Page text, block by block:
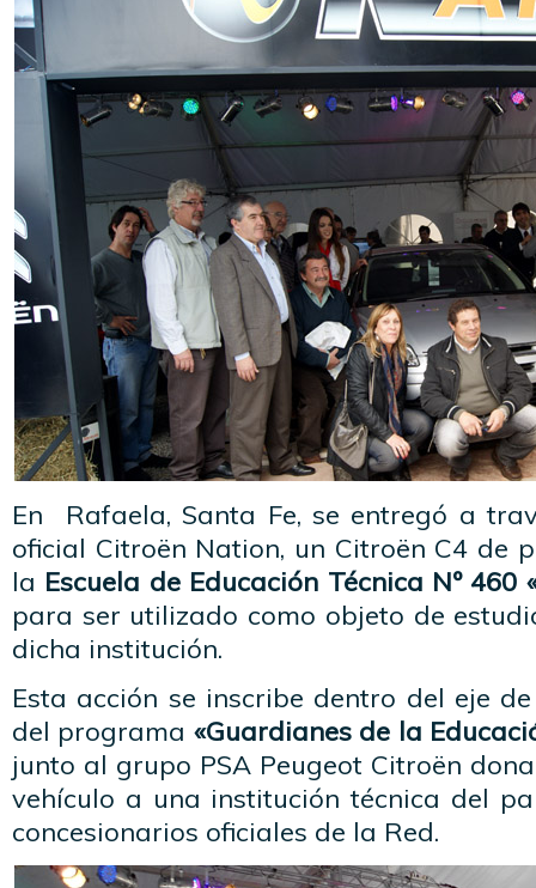
En Rafaela, Santa Fe, se entregó a
oficial Citroën Nation, un Citroën C4 de
la Escuela de Educación Técnica Nº 460
para ser utilizado como objeto de
dicha institución.
Esta acción se inscribe dentro del eje
del programa «Guardianes de la
junto al grupo PSA Peugeot Citroën
vehículo a una institución técnica del
concesionarios oficiales de la Red.